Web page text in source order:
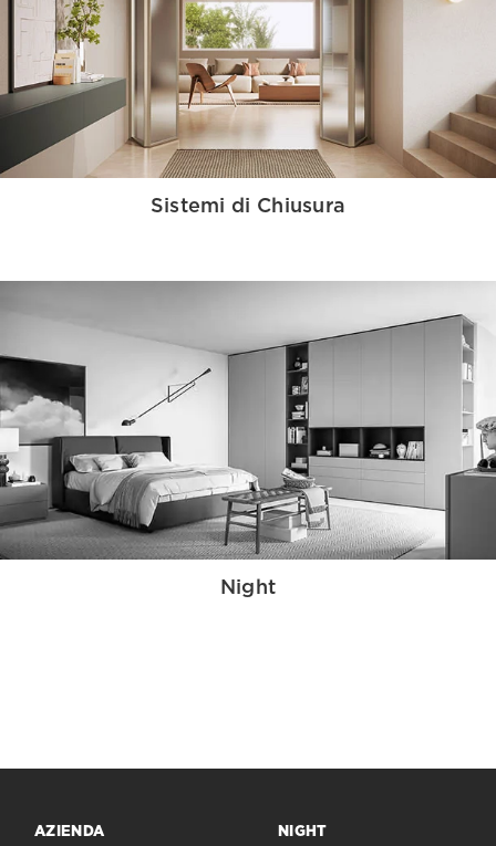
Sistemi di Chiusura
Night
AZIENDA NIGHT